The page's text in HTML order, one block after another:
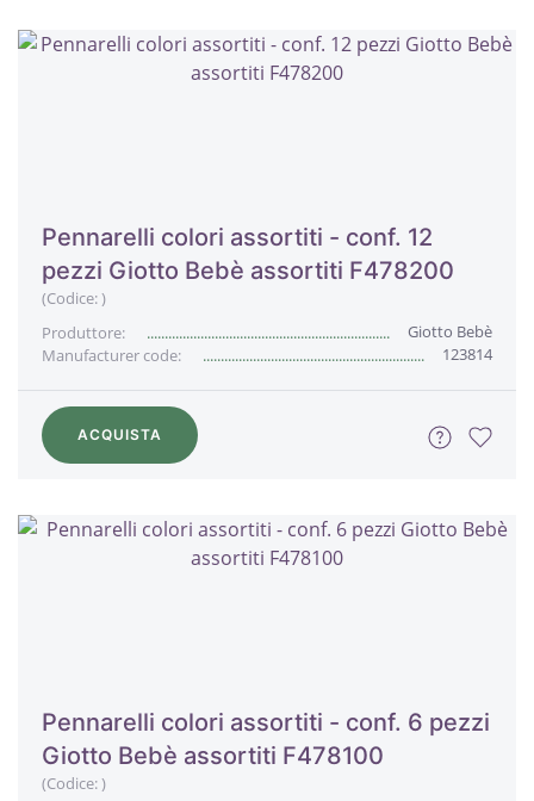
Pennarelli colori assortiti - conf. 12
pezzi Giotto Bebè assortiti F478200
(Codice:)
Produttore:
Giotto Bebè
Manufacturer code:
123814
ACQUISTA
Pennarelli colori assortiti - conf. 6 pezzi
Giotto Bebè assortiti F478100
(Codice:)